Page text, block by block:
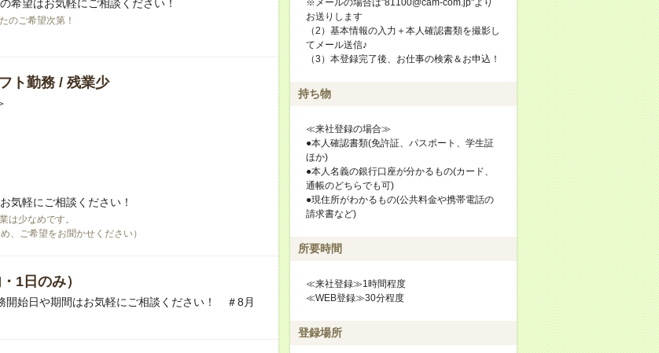
希望はお気軽にご相談ください！
のご希望次第！
ト勤務 / 残業少
気軽にご相談ください！
は少なめです。
、ご希望をお聞かせください）
1日のみ）
始日や期間はお気軽にご相談ください！ ＃8月
お送りします
（2）基本情報の入力＋本人確認書類を撮影し
てメール送信♪
（3）本登録完了後、お仕事の検索＆お申込！
持ち物
≪来社登録の場合≫
●本人確認書類(免許証、パスポート、学生証
ほか)
●本人名義の銀行口座が分かるもの(カード、
通帳のどちらでも可)
●現住所がわかるもの(公共料金や携帯電話の
請求書など)
所要時間
≪来社登録≫1時間程度
≪WEB登録≫30分程度
登録場所